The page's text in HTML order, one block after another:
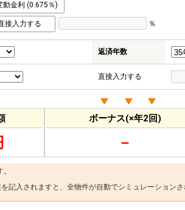
動金利 (0.675％)
接入力する ％
返済年数
直接入力する
ボーナス(×年2回)
－
記入されますと、全物件が自動でシミュレーションさ